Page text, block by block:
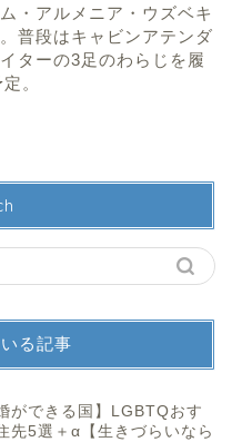
・アルメニア・ウズベキ
普段はキャビンアテンダ
ターの3足のわらじを履
。
る記事
ができる国】LGBTQおす
先5選＋α【生きづらいなら